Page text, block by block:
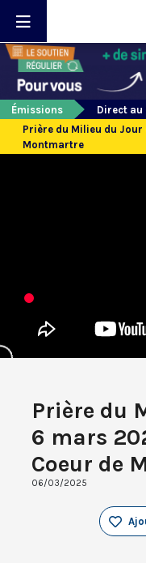
Émissions
Direct au
Prière du Milieu du
Montmartre
Prière du
6 mars
Coeur de
06/03/2025